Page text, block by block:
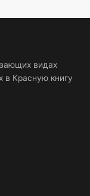
видах
в Красную книгу